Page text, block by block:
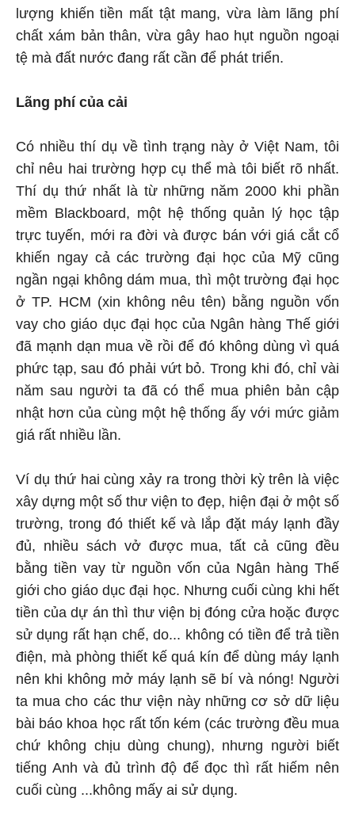
lượng khiến tiền mất tật mang, vừa làm lãng phí
chất xám bản thân, vừa gây hao hụt nguồn ngoại
tệ mà đất nước đang rất cần để phát triển.
Lãng phí của cải
Có nhiều thí dụ về tình trạng này ở Việt Nam, tôi
chỉ nêu hai trường hợp cụ thể mà tôi biết rõ nhất.
Thí dụ thứ nhất là từ những năm 2000 khi phần
mềm Blackboard, một hệ thống quản lý học tập
trực tuyến, mới ra đời và được bán với giá cắt cổ
khiến ngay cả các trường đại học của Mỹ cũng
ngần ngại không dám mua, thì một trường đại học
ở TP. HCM (xin không nêu tên) bằng nguồn vốn
vay cho giáo dục đại học của Ngân hàng Thế giới
đã mạnh dạn mua về rồi để đó không dùng vì quá
phức tạp, sau đó phải vứt bỏ. Trong khi đó, chỉ vài
năm sau người ta đã có thể mua phiên bản cập
nhật hơn của cùng một hệ thống ấy với mức giảm
giá rất nhiều lần.
Ví dụ thứ hai cùng xảy ra trong thời kỳ trên là việc
xây dựng một số thư viện to đẹp, hiện đại ở một số
trường, trong đó thiết kế và lắp đặt máy lạnh đầy
đủ, nhiều sách vở được mua, tất cả cũng đều
bằng tiền vay từ nguồn vốn của Ngân hàng Thế
giới cho giáo dục đại học. Nhưng cuối cùng khi hết
tiền của dự án thì thư viện bị đóng cửa hoặc được
sử dụng rất hạn chế, do... không có tiền để trả tiền
điện, mà phòng thiết kế quá kín để dùng máy lạnh
nên khi không mở máy lạnh sẽ bí và nóng! Người
ta mua cho các thư viện này những cơ sở dữ liệu
bài báo khoa học rất tốn kém (các trường đều mua
chứ không chịu dùng chung), nhưng người biết
tiếng Anh và đủ trình độ để đọc thì rất hiếm nên
cuối cùng ...không mấy ai sử dụng.